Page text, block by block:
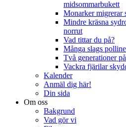
midsommarbukett
Monarker migrerar
Mindre kräsna
norrut
Vad tittar du på?
Många slags
Två generationer
Vackra fjärilar
Kalender
Anmäl dig här!
Din sida
Om oss
Bakgrund
Vad gör vi